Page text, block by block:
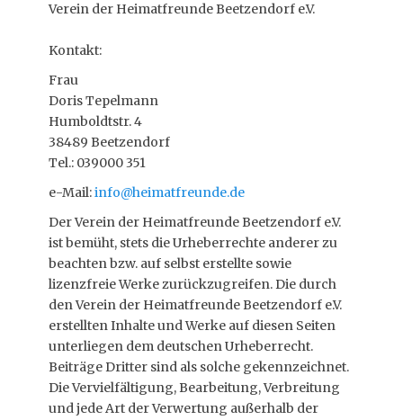
Verein der Heimatfreunde Beetzendorf e.V.
Kontakt:
Frau
Doris Tepelmann
Humboldtstr. 4
38489 Beetzendorf
Tel.: 039000 351
e-Mail:info@heimatfreunde.de
Der Verein der Heimatfreunde Beetzendorf e.V.
ist bemüht, stets die Urheberrechte anderer zu
beachten bzw. auf selbst erstellte sowie
lizenzfreie Werke zurückzugreifen. Die durch
den Verein der Heimatfreunde Beetzendorf e.V.
erstellten Inhalte und Werke auf diesen Seiten
unterliegen dem deutschen Urheberrecht.
Beiträge Dritter sind als solche gekennzeichnet.
Die Vervielfältigung, Bearbeitung, Verbreitung
und jede Art der Verwertung außerhalb der